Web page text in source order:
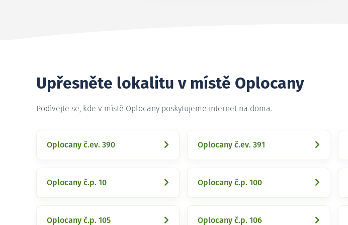
Upřesněte lokalitu v místě Oplocany
Podívejte se, kde v místě Oplocany poskytujeme internet na doma.
Oplocany č.ev. 390 Oplocany č.ev. 391
Oplocany č.p. 10 Oplocany č.p. 100
Oplocany č.p. 105 Oplocany č.p. 106